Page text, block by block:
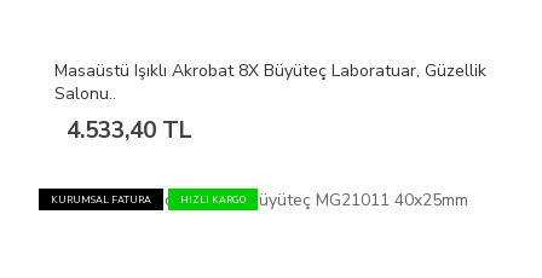
Masaüstü Işıklı Akrobat 8X Büyüteç Laboratuar, Güzellik
Salonu..
4.533,40 TL
KURUMSAL FATURA HIZLI KARGO